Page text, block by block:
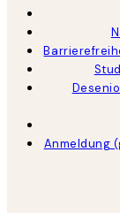
Anmeldung